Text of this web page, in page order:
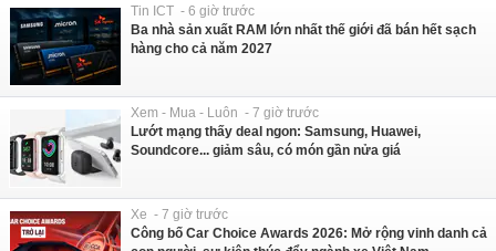
Tin ICT - 6 giờ trước
Ba nhà sản xuất RAM lớn nhất thế giới đã bán hết sạch
hàng cho cả năm 2027
Xem - Mua - Luôn - 7 giờ trước
Lướt mạng thấy deal ngon: Samsung, Huawei,
Soundcore... giảm sâu, có món gần nửa giá
Xe - 7 giờ trước
Công bố Car Choice Awards 2026: Mở rộng vinh danh cả